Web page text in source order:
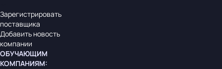
Зарегистрировать
поставщика
Добавить новость
компании
ОБУЧАЮЩИМ
КОМПАНИЯМ: